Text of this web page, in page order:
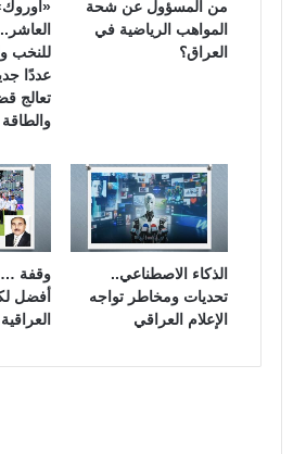
من المسؤول عن شحة
المواهب الرياضية في
العراق؟
للنخب
عددًا
تعالج
والطاقة
الذكاء الاصطناعي..
تحديات ومخاطر تواجه
الإعلام العراقي
وقفة
أفضل
العراقية